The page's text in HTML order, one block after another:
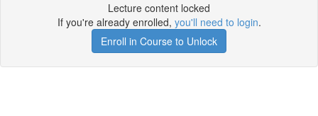
Lecture content locked
If you're already enrolled, you'll need to login.
Enroll in Course to Unlock